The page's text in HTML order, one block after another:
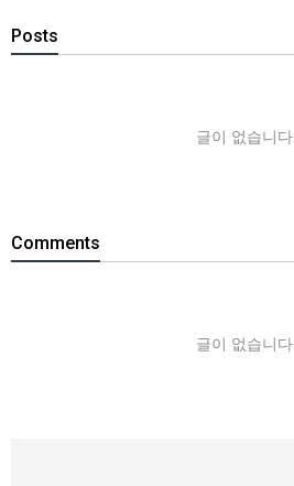
Posts
글이 없습니다.
Comments
글이 없습니다.